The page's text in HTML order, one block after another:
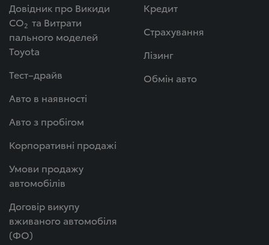
Довідник про Викиди
СО2 та Витрати
пального моделей
Toyota
Тест–драйв
Авто в наявності
Авто з пробігом
Корпоративні продажі
Умови продажу
автомобілів
Договір викупу
вживаного автомобіля
(ФО)
Кредит
Страхування
Лізинг
Обмін авто